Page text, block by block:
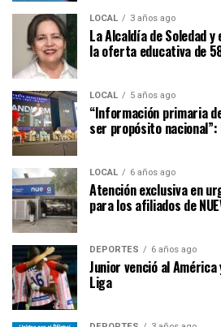
LOCAL 3 años ago
La Alcaldía de Soledad
la oferta educativa de
LOCAL 5 años ago
“Información primaria
ser propósito nacional”:
LOCAL 6 años ago
Atención exclusiva en
para los afiliados de
DEPORTES 6 años ago
Junior venció al
Liga